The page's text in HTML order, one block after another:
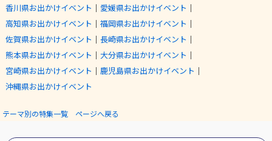
香川県お出かけイベント ｜ 愛媛県お出かけイベント ｜
高知県お出かけイベント ｜ 福岡県お出かけイベント ｜
佐賀県お出かけイベント ｜ 長崎県お出かけイベント ｜
熊本県お出かけイベント ｜ 大分県お出かけイベント ｜
宮崎県お出かけイベント ｜ 鹿児島県お出かけイベント ｜
沖縄県お出かけイベント
テーマ別の特集一覧 ページへ戻る